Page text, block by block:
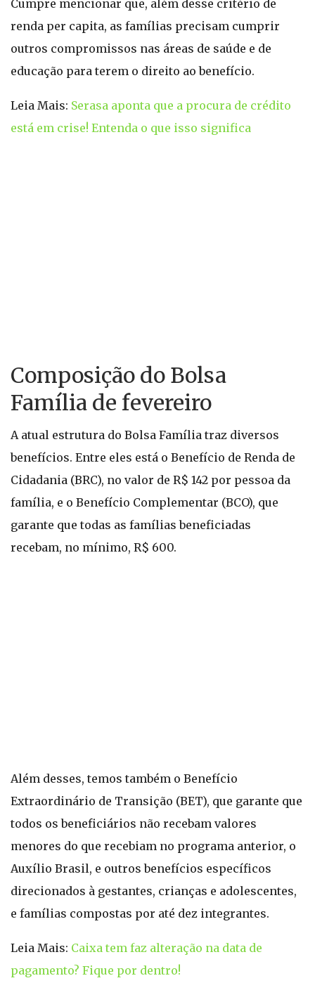
Cumpre mencionar que, além desse critério de
renda per capita, as famílias precisam cumprir
outros compromissos nas áreas de saúde e de
educação para terem o direito ao benefício.
Leia Mais: Serasa aponta que a procura de crédito
está em crise! Entenda o que isso significa
Composição do Bolsa
Família de fevereiro
A atual estrutura do Bolsa Família traz diversos
benefícios. Entre eles está o Benefício de Renda de
Cidadania (BRC), no valor de R$ 142 por pessoa da
família, e o Benefício Complementar (BCO), que
garante que todas as famílias beneficiadas
recebam, no mínimo, R$ 600.
Além desses, temos também o Benefício
Extraordinário de Transição (BET), que garante que
todos os beneficiários não recebam valores
menores do que recebiam no programa anterior, o
Auxílio Brasil, e outros benefícios específicos
direcionados à gestantes, crianças e adolescentes,
e famílias compostas por até dez integrantes.
Leia Mais: Caixa tem faz alteração na data de
pagamento? Fique por dentro!